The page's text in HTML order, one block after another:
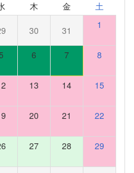
木 金 土
30 31 1
6 7 8
13 14 15
20 21 22
27 28 29